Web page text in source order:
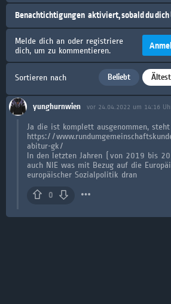
Benachtichtigungen aktiviert, sobald du
Melde dich an oder registriere
dich, um zu kommentieren.
Sortieren nach Beliebt
yunghurnwien vor 24.04.2022 um 14:16
Ja die ist komplett ausgenommen,
https://
abitur-gk/
In den letzten Jahren (von 2019 bis
auch NIE was mit Bezug auf die
europäischer Sozialpolitik dran
0